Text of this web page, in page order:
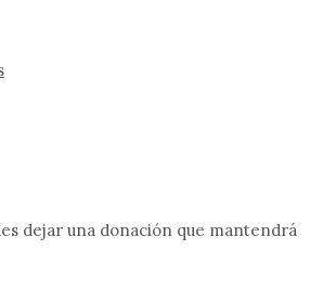
dejar una donación que mantendrá